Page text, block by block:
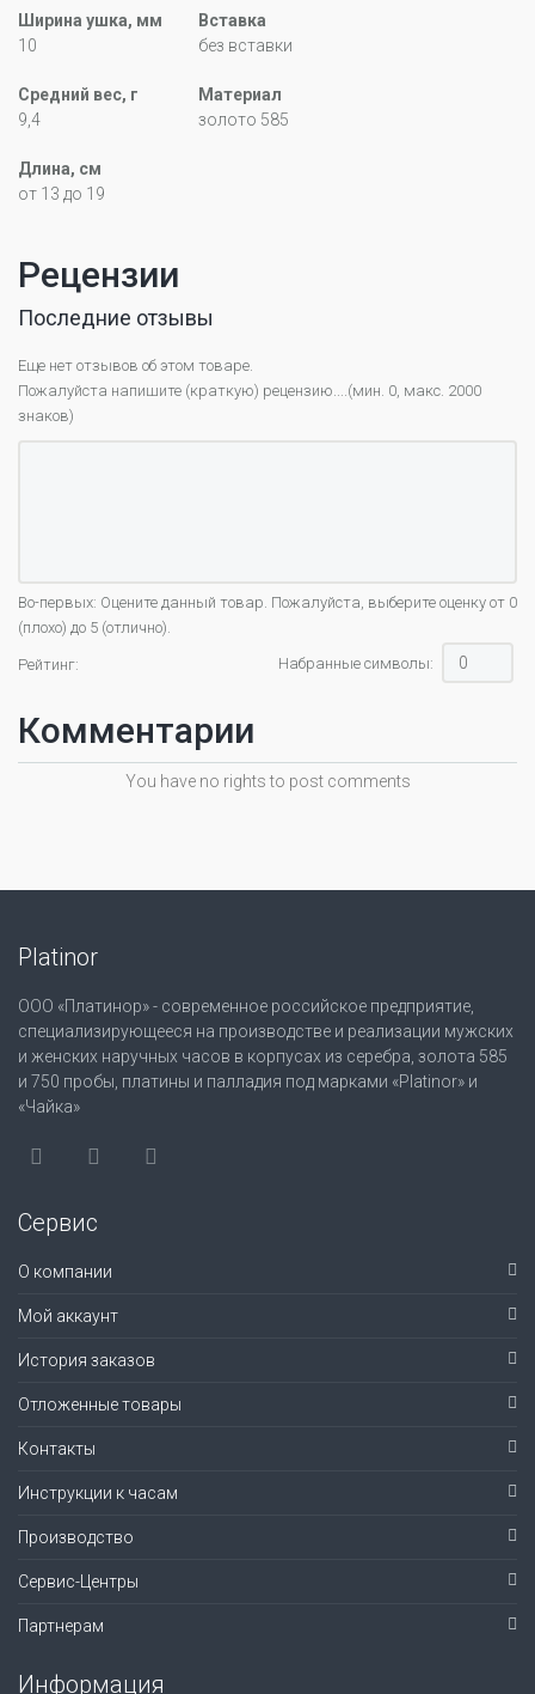
Ширина ушка, мм
10
Вставка
без вставки
Средний вес, г
9,4
Материал
золото 585
Длина, см
от 13 до 19
Рецензии
Последние отзывы
Еще нет отзывов об этом товаре.
Пожалуйста напишите (краткую) рецензию....(мин. 0, макс. 2000
знаков)
Во-первых: Оцените данный товар. Пожалуйста, выберите оценку от 0
(плохо) до 5 (отлично).
Рейтинг: Набранные символы:
Комментарии
You have no rights to post comments
Platinor
ООО «Платинор» - современное российское предприятие,
специализирующееся на производстве и реализации мужских
и женских наручных часов в корпусах из серебра, золота 585
и 750 пробы, платины и палладия под марками «Platinor» и
«Чайка»
Сервис
О компании
Мой аккаунт
История заказов
Отложенные товары
Контакты
Инструкции к часам
Производство
Сервис-Центры
Партнерам
Информация